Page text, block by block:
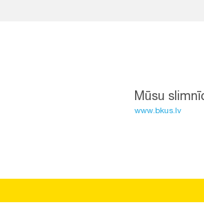
Mūsu
www.bkus.lv